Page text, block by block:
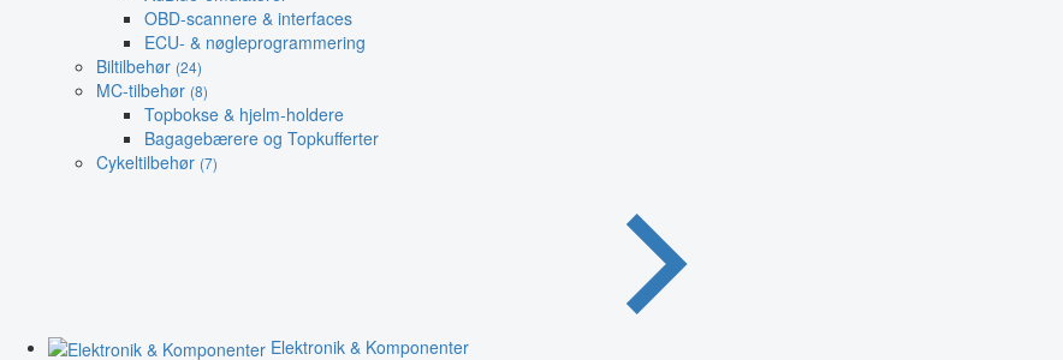
OBD-scannere & interfaces
ECU- & nøgleprogrammering
Biltilbehør (24)
MC-tilbehør (8)
Topbokse & hjelm-holdere
Bagagebærere og Topkufferter
Cykeltilbehør (7)
Elektronik & Komponenter